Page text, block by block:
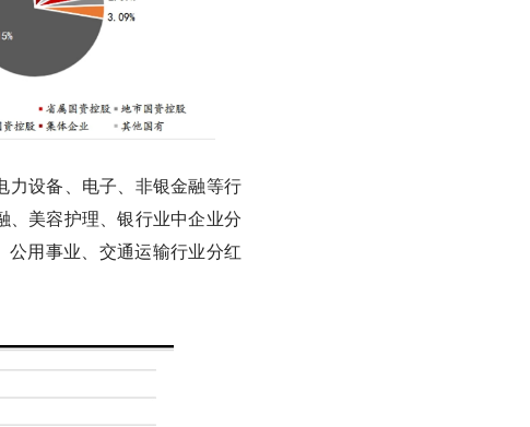
力设备、电子、非银金融等行
、美容护理、银行业中企业分
公用事业、交通运输行业分红